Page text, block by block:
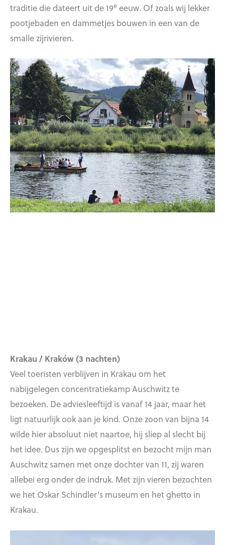
traditie die dateert uit de 19e eeuw. Of zoals wij lekker
pootjebaden en dammetjes bouwen in een van de
smalle zijrivieren.
Krakau / Kraków (3 nachten)
Veel toeristen verblijven in Krakau om het
nabijgelegen concentratiekamp Auschwitz te
bezoeken. De adviesleeftijd is vanaf 14 jaar, maar het
ligt natuurlijk ook aan je kind. Onze zoon van bijna 14
wilde hier absoluut niet naartoe, hij sliep al slecht bij
het idee. Dus zijn we opgesplitst en bezocht mijn man
Auschwitz samen met onze dochter van 11, zij waren
allebei erg onder de indruk. Met zijn vieren bezochten
we het Oskar Schindler’s museum en het ghetto in
Krakau.